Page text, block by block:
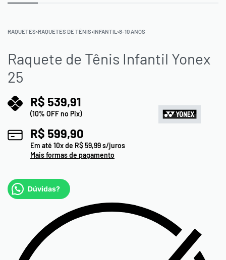
RAQUETES›RAQUETES DE TÊNIS›INFANTIL ›8-10 ANOS
Raquete de Tênis Infantil Yonex
25
R$ 539,91
(10% OFF no Pix)
R$ 599,90
Em até 10x de R$59,99s/juros
Mais formas de pagamento
Dúvidas?